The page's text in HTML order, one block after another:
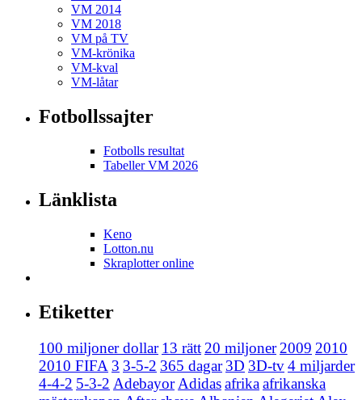
VM 2014
VM 2018
VM på TV
VM-krönika
VM-kval
VM-låtar
Fotbollssajter
Fotbolls resultat
Tabeller VM 2026
Länklista
Keno
Lotton.nu
Skraplotter online
Etiketter
100 miljoner dollar 13 rätt 20 miljoner 2009 2010
2010 FIFA 3 3-5-2 365 dagar 3D 3D-tv4 miljarder
4-4-2 5-3-2 Adebayor Adidasafrikaafrikanska